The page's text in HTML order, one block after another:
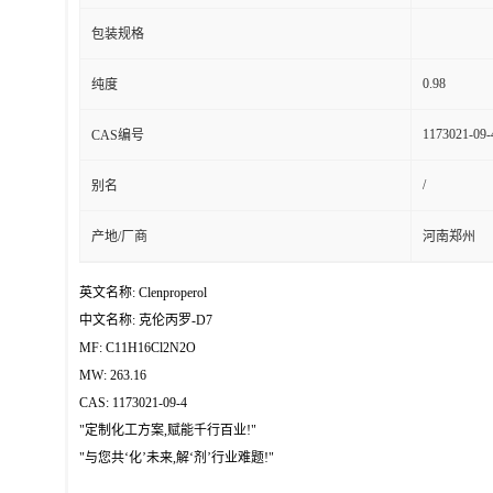
包装规格
纯度 0.98
CAS编号 1173021-09-
别名 /
产地/厂商 河南郑州
英文名称: Clenproperol
中文名称: 克伦丙罗-D7
MF: C11H16Cl2N2O
MW: 263.16
CAS: 1173021-09-4
"定制化工方案,赋能千行百业!"
"与您共‘化’未来,解‘剂’行业难题!"